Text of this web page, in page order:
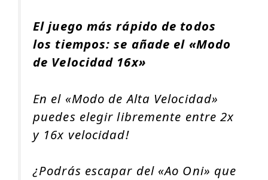
El juego más rápido de todos
los tiempos: se añade el «Modo
de Velocidad 16x»
En el «Modo de Alta Velocidad»
puedes elegir libremente entre 2x
y 16x velocidad!
¿Podrás escapar del «Ao Oni» que